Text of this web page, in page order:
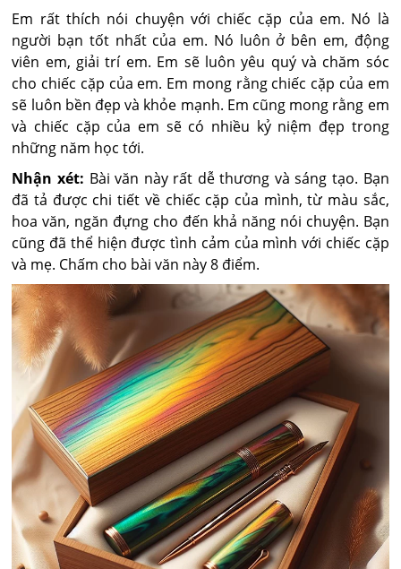
Em rất thích nói chuyện với chiếc cặp của em. Nó là
người bạn tốt nhất của em. Nó luôn ở bên em, động
viên em, giải trí em. Em sẽ luôn yêu quý và chăm sóc
cho chiếc cặp của em. Em mong rằng chiếc cặp của em
sẽ luôn bền đẹp và khỏe mạnh. Em cũng mong rằng em
và chiếc cặp của em sẽ có nhiều kỷ niệm đẹp trong
những năm học tới.
Nhận xét: Bài văn này rất dễ thương và sáng tạo. Bạn
đã tả được chi tiết về chiếc cặp của mình, từ màu sắc,
hoa văn, ngăn đựng cho đến khả năng nói chuyện. Bạn
cũng đã thể hiện được tình cảm của mình với chiếc cặp
và mẹ. Chấm cho bài văn này 8 điểm.